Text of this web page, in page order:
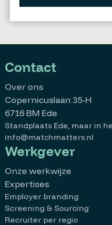
Contact
Over ons
Copernicuslaan 35-H
6716 BM Ede
Standplaats Ede, maar in
info@matchmatters.nl
Werkgever
Onze werkwijze
Expertises
Employer branding
Screening & Sourcing
Recruiter per regio